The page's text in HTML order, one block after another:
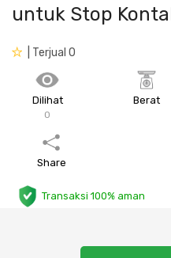
Plafon &
Aksesoris
Aksesoris
Material
Produk
Semen &
Sistem
Lampu &
untuk Stop
| Terjual 0
Dilihat
0
Berat
Share
Transaksi 100% aman